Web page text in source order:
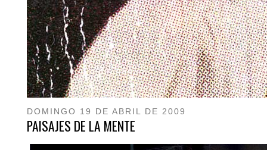
DOMINGO 19 DE ABRIL DE 2009
PAISAJES DE LA MENTE